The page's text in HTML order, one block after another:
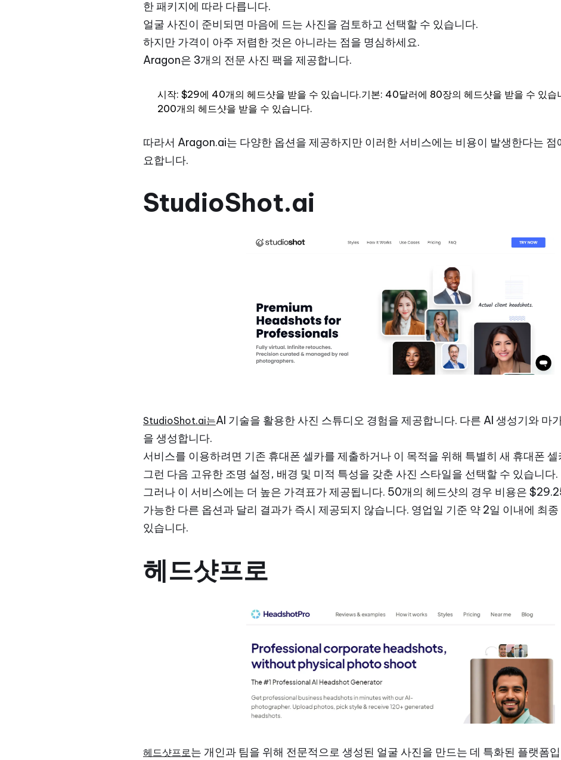
한 패키지에 따라 다릅니다.
얼굴 사진이 준비되면 마음에 드는 사진을 검토하고 선택할 수 있습니다.
하지만 가격이 아주 저렴한 것은 아니라는 점을 명심하세요.
Aragon은 3개의 전문 사진 팩을 제공합니다.
시작: $29에 40개의 헤드샷을 받을 수 있습니다.기본: 40달러에 80장의 헤드샷을 받을 수 있습
200개의 헤드샷을 받을 수 있습니다.
따라서 Aragon.ai는 다양한 옵션을 제공하지만 이러한 서비스에는 비용이 발생한다는 점
요합니다.
StudioShot.ai
StudioShot.ai는AI 기술을 활용한 사진 스튜디오 경험을 제공합니다. 다른 AI 생성기와 마
을 생성합니다.
서비스를 이용하려면 기존 휴대폰 셀카를 제출하거나 이 목적을 위해 특별히 새 휴대폰
그런 다음 고유한 조명 설정, 배경 및 미적 특성을 갖춘 사진 스타일을 선택할 수 있습니다.
그러나 이 서비스에는 더 높은 가격표가 제공됩니다. 50개의 헤드샷의 경우 비용은
가능한 다른 옵션과 달리 결과가 즉시 제공되지 않습니다. 영업일 기준 약 2일 이내에 최
있습니다.
헤드샷프로
헤드샷프로는 개인과 팀을 위해 전문적으로 생성된 얼굴 사진을 만드는 데 특화된 플랫폼